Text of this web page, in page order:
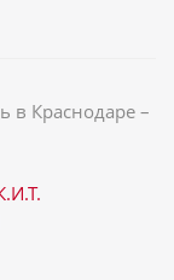
в Краснодаре –